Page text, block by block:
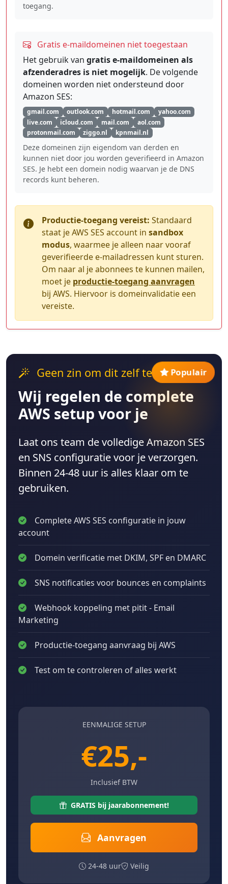
toegang.
Gratis e-maildomeinen niet toegestaan
Het gebruik van gratis e-maildomeinen als
afzenderadres is niet mogelijk. De volgende
domeinen worden niet ondersteund door
Amazon SES:
gmail.com outlook.com hotmail.com
yahoo.com
live.com
icloud.com mail.com
aol.com
protonmail.com
ziggo.nl kpnmail.nl
Deze domeinen zijn eigendom van derden en
kunnen niet door jou worden geverifieerd in Amazon
SES. Je hebt een domein nodig waarvan je de DNS
records kunt beheren.
Productie-toegang vereist: Standaard
staat je AWS SES account in sandbox
modus, waarmee je alleen naar vooraf
geverifieerde e-mailadressen kunt sturen.
Om naar al je abonnees te kunnen mailen,
moet je productie-toegang aanvragen
bij AWS. Hiervoor is domeinvalidatie een
vereiste.
Populair
Geen zin om dit zelf te doen?
Wij regelen de complete
AWS setup voor je
Laat ons team de volledige Amazon SES
en SNS configuratie voor je verzorgen.
Binnen 24-48 uur is alles klaar om te
gebruiken.
Complete AWS SES configuratie in jouw
account
Domein verificatie met DKIM, SPF en DMARC
SNS notificaties voor bounces en complaints
Webhook koppeling met pitit - Email
Marketing
Productie-toegang aanvraag bij AWS
Test om te controleren of alles werkt
EENMALIGE SETUP
€25,-
Inclusief BTW
GRATIS bij jaarabonnement!
Aanvragen
24-48 uur Veilig